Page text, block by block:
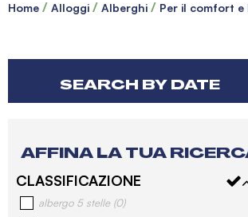
Home Alloggi Alberghi Per il comfort e
SEARCH BY DATE
AFFINA LA TUA
CLASSIFICAZIONE
albergo 5 stelle (0)